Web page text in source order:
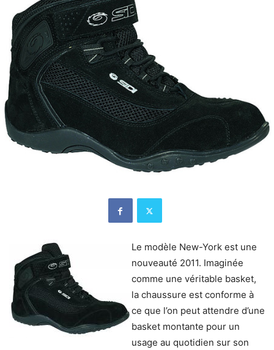
Le modèle New-York est une
nouveauté 2011. Imaginée
comme une véritable basket,
la chaussure est conforme à
ce que l’on peut attendre d’une
basket montante pour un
usage au quotidien sur son